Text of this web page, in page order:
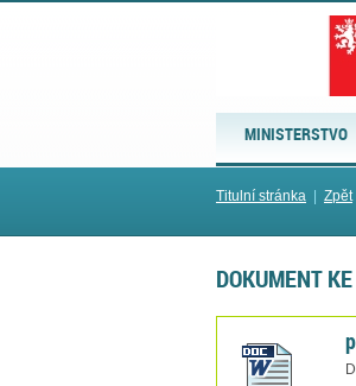
MINISTERSTVO
Titulní stránka Zpět
DOKUMENT